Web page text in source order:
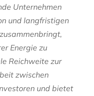
Unternehmen
und langfristigen
Energie zu
Reichweite zur
zwischen
und bietet